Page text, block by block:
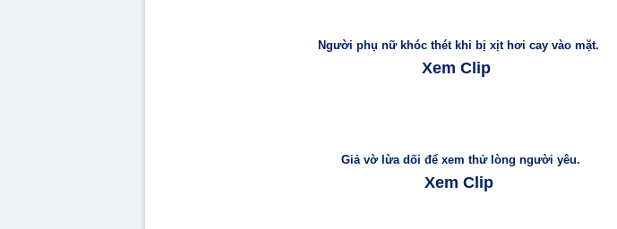
Người phụ nữ khóc thét khi bị xịt hơi cay vào mặt.
Xem Clip
Giả vờ lừa dối để xem thử lòng người yêu.
Xem Clip